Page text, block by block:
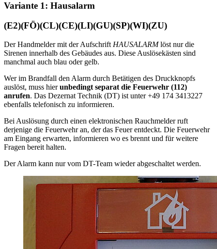
Variante 1: Hausalarm
(E2)(FÖ)(CL)(CE)(LI)(GU)(SP)(WI)(ZU)
Der Handmelder mit der Aufschrift HAUSALARMlöst nur die
Sirenen innerhalb des Gebäudes aus. Diese Auslösekästen sind
manchmal auch blau oder gelb.
Wer im Brandfall den Alarm durch Betätigen des Druckknopfs
auslöst, muss hierunbedingt separat die Feuerwehr (112)
anrufen. Das Dezernat Technik (DT) ist unter +49 174 3413227
ebenfalls telefonisch zu informieren.
Bei Auslösung durch einen elektronischen Rauchmelder ruft
derjenige die Feuerwehr an, der das Feuer entdeckt. Die Feuerwehr
am Eingang erwarten, informieren wo es brennt und für weitere
Fragen bereit halten.
Der Alarm kann nur vom DT-Team wieder abgeschaltet werden.